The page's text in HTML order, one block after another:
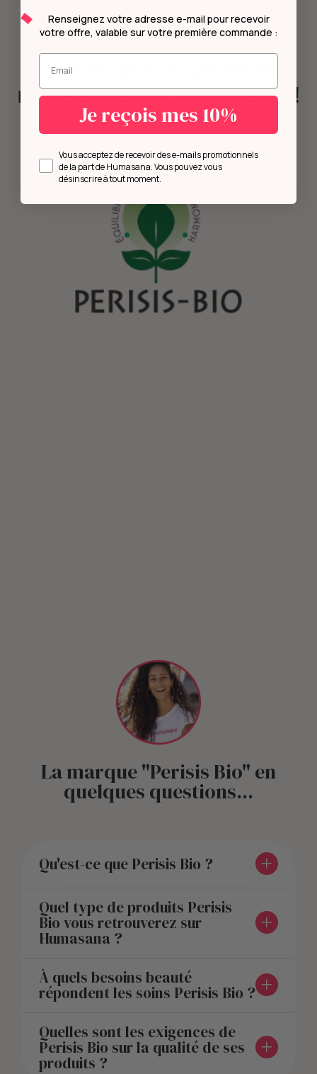
Chez Perisis-Bio, nous
croyons que la nature est
notre alliée incontournable !
La marque "Perisis Bio" en
quelques questions...
Qu'est-ce que Perisis Bio ?
Quel type de produits Perisis
Bio vous retrouverez sur
Humasana ?
À quels besoins beauté
répondent les soins Perisis Bio ?
Quelles sont les exigences de
Perisis Bio sur la qualité de ses
produits ?
Renseignez votre adresse e-mail pour recevoir
votre offre, valable sur votre première commande :
Entrez votre mail.
Je reçois mes 10%
Opt inVous acceptez de recevoir des e-mails promotionnels
de la part de Humasana. Vous pouvez vous
désinscrire à tout moment.